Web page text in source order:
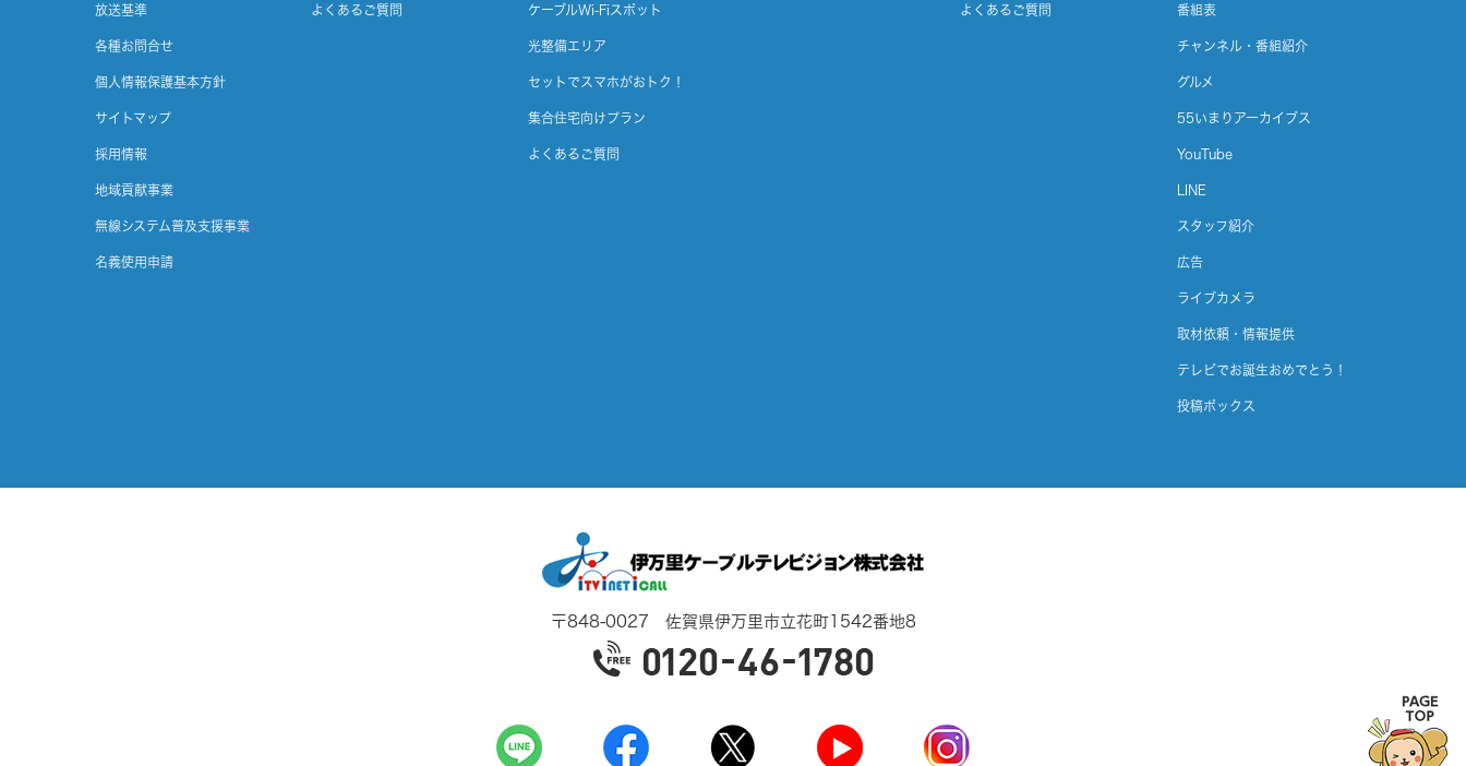
放送基準
各種お問合せ
個人情報保護基本方針
サイトマップ
採用情報
地域貢献事業
無線システム普及支援事業
名義使用申請
よくあるご質問 ケーブルWi-Fiスポット
光整備エリア
セットでスマホがおトク！
集合住宅向けプラン
よくあるご質問
よくあるご質問 番組表
チャンネル・番組紹介
グルメ
55いまりアーカイブス
YouTube
LINE
スタッフ紹介
広告
ライブカメラ
取材依頼・情報提供
テレビでお誕生おめでとう！
投稿ボックス
〒848-0027 佐賀県伊万里市立花町1542番地8